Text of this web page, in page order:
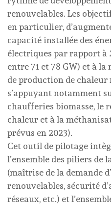
renouvelables. Les
en particulier,
capacité installée des
électriques par rapport à
entre 71 et 78 GW) et à
de production de chaleur
s’appuyant notamment
chaufferies biomasse, le
chaleur et à la
prévus en 2023).
Cet outil de pilotage
l’ensemble des piliers
(maîtrise de la demande
renouvelables, sécurité
réseaux, etc.) et